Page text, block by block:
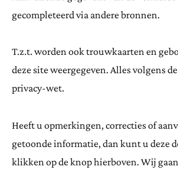
gecompleteerd via andere bronnen.
T.z.t. worden ook trouwkaarten en
deze site weergegeven. Alles volgens
privacy-wet.
Heeft u opmerkingen, correcties of
getoonde informatie, dan kunt u deze
klikken op de knop hierboven. Wij